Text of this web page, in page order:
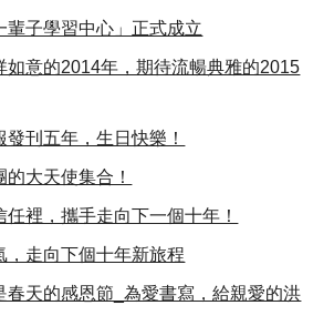
輩子學習中心」正式成立
如意的2014年，期待流暢典雅的2015
刊五年，生日快樂！
大天使集合！
任裡，攜手走向下一個十年！
，走向下個十年新旅程
春天的感恩節_為愛書寫，給親愛的洪